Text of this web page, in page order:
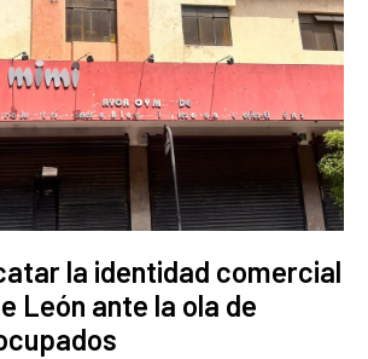
la identidad comercial
León ante la ola de